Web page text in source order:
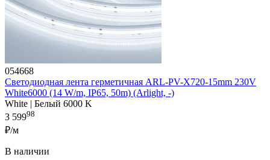
054668
Светодиодная лента герметичная ARL-PV-X720-15mm 230V
White6000 (14 W/m, IP65, 50m) (Arlight, -)
White | Белый 6000 K
3 59998
₽/м
В наличии